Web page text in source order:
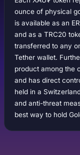
ounce of physical
is available as an
and as a TRC20
transferred to any
Tether wallet.
product among the
and has direct
held in a
and anti-threat
best way to hold